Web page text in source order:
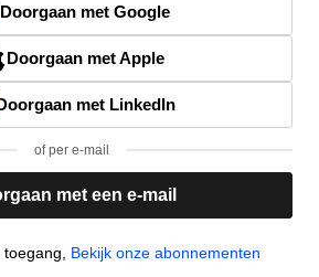
Doorgaan met Google
Doorgaan met Apple
met LinkedIn
of per e-mail
met een e-mail
Bekijk onze abonnementen